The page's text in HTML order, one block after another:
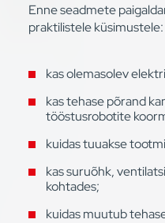
Enne seadmete
praktilistele küsimustele:
kas olemasolev
kas tehase põrand
tööstusrobotite
kuidas tuuakse
kas suruõhk,
kohtades;
kuidas muutub